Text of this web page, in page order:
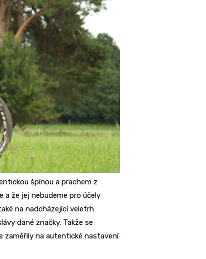
špínou a prachem z
a že jej nebudeme pro účely
na nadcházející veletrh
dané značky. Takže se
zaměřily na autentické nastavení